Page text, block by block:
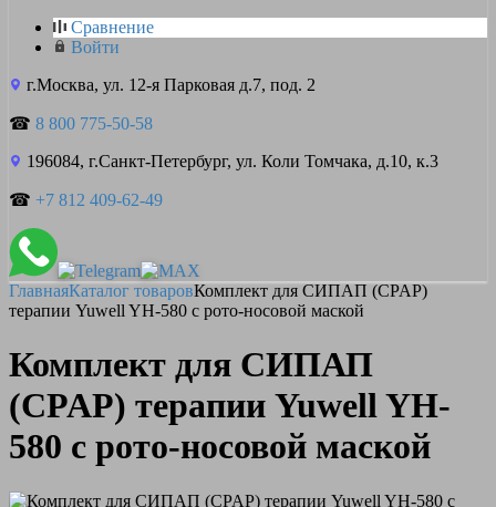
Сравнение
Войти
г.Москва, ул. 12-я Парковая д.7, под. 2
☎ 8 800 775-50-58
196084, г.Санкт-Петербург, ул. Коли Томчака, д.10, к.3
☎ +7 812 409-62-49
ГлавнаяКаталог товаровКомплект для СИПАП (CPAP)
терапии Yuwell YH-580 c рото-носовой маской
Комплект для СИПАП
(CPAP) терапии Yuwell YH-
580 c рото-носовой маской